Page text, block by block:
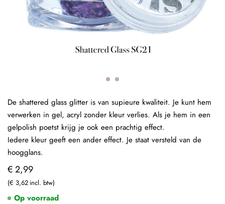
€ 2,99
€ 3,62
Op voorraad
De shattered glass glitter is van supieure kwaliteit. Je kunt hem
verwerken in gel, acryl zonder kleur verlies. Als je hem in een
gelpolish poetst krijg je ook een prachtig effect.
Iedere kleur geeft een ander effect. Je staat versteld van de
hoogglans.